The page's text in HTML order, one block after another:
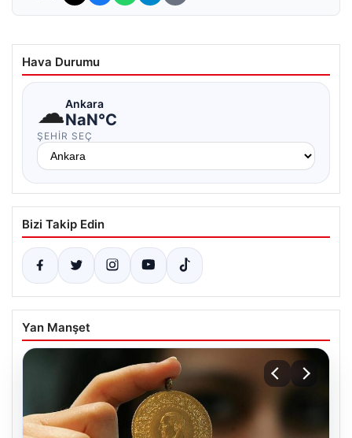
Hava Durumu
☁Ankara
NaN°C
ŞEHIR SEÇ
Bizi Takip Edin
Yan Manşet